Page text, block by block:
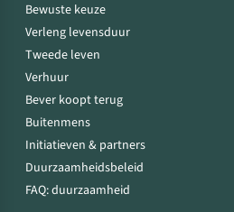
Bewuste keuze
Verleng levensduur
Tweede leven
Verhuur
Bever koopt terug
Buitenmens
Initiatieven & partners
Duurzaamheidsbeleid
FAQ: duurzaamheid